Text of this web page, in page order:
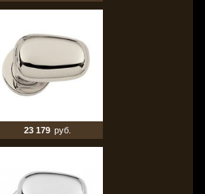
23 179 руб.